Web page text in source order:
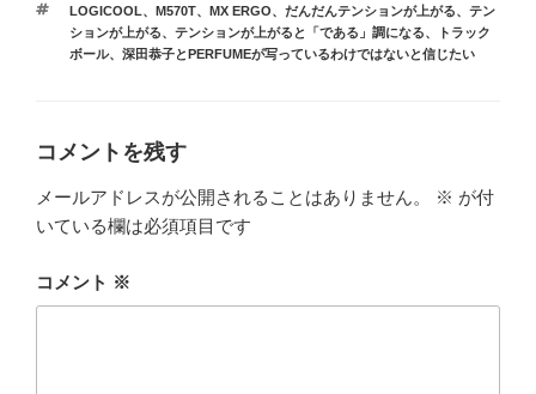
ゴ
リ
ー
タ
グ
LOGICOOL、 M570T、 MX ERGO、 だんだんテンションが上がる、 テン
ションが上がる、 テンションが上がると「である」調になる、
トラック
ボール、 深田恭子とPERFUMEが写っているわけではないと信じたい
コメントを残す
メールアドレスが公開されることはありません。 ※ が付
いている欄は必須項目です
コメント ※